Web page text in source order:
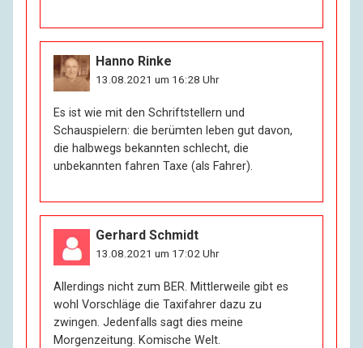
Hanno Rinke
13.08.2021 um 16:28 Uhr
Es ist wie mit den Schriftstellern und
Schauspielern: die berümten leben gut davon,
die halbwegs bekannten schlecht, die
unbekannten fahren Taxe (als Fahrer).
Gerhard Schmidt
13.08.2021 um 17:02 Uhr
Allerdings nicht zum BER. Mittlerweile gibt es
wohl Vorschläge die Taxifahrer dazu zu
zwingen. Jedenfalls sagt dies meine
Morgenzeitung. Komische Welt.